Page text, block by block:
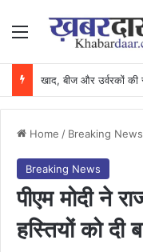
Menu
Home / Breaking News
Breaking News
पीएम मोदी ने
हस्तियों को दी